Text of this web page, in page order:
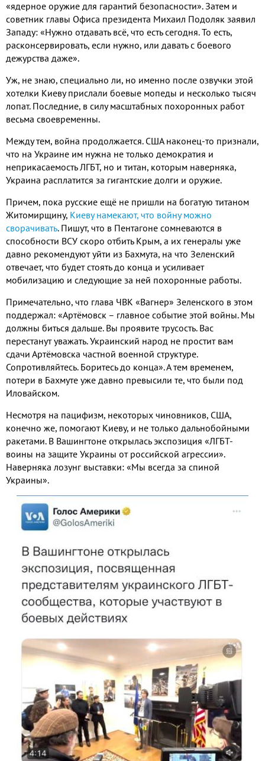
«ядерное оружие для гарантий безопасности». Затем и
советник главы Офиса президента Михаил Подоляк заявил
Западу: «Нужно отдавать всё, что есть сегодня. То есть,
расконсервировать, если нужно, или давать с боевого
дежурства даже».
Уж, не знаю, специально ли, но именно после озвучки этой
хотелки Киеву прислали боевые мопеды и несколько тысяч
лопат. Последние, в силу масштабных похоронных работ
весьма своевременны.
Между тем, война продолжается. США наконец-то признали,
что на Украине им нужна не только демократия и
неприкасаемость ЛГБТ, но и титан, которым наверняка,
Украина расплатится за гигантские долги и оружие.
Причем, пока русские ещё не пришли на богатую титаном
Житомирщину, Киеву намекают, что войну можно
сворачивать. Пишут, что в Пентагоне сомневаются в
способности ВСУ скоро отбить Крым, а их генералы уже
давно рекомендуют уйти из Бахмута, на что Зеленский
отвечает, что будет стоять до конца и усиливает
мобилизацию и следующие за ней похоронные работы.
Примечательно, что глава ЧВК «Вагнер» Зеленского в этом
поддержал: «Артёмовск – главное событие этой войны. Мы
должны биться дальше. Вы проявите трусость. Вас
перестанут уважать. Украинский народ не простит вам
сдачи Артёмовска частной военной структуре.
Сопротивляйтесь. Боритесь до конца». А тем временем,
потери в Бахмуте уже давно превысили те, что были под
Иловайском.
Несмотря на пацифизм, некоторых чиновников, США,
конечно же, помогают Киеву, и не только дальнобойными
ракетами. В Вашингтоне открылась экспозиция «ЛГБТ-
воины на защите Украины от российской агрессии».
Наверняка лозунг выставки: «Мы всегда за спиной
Украины».